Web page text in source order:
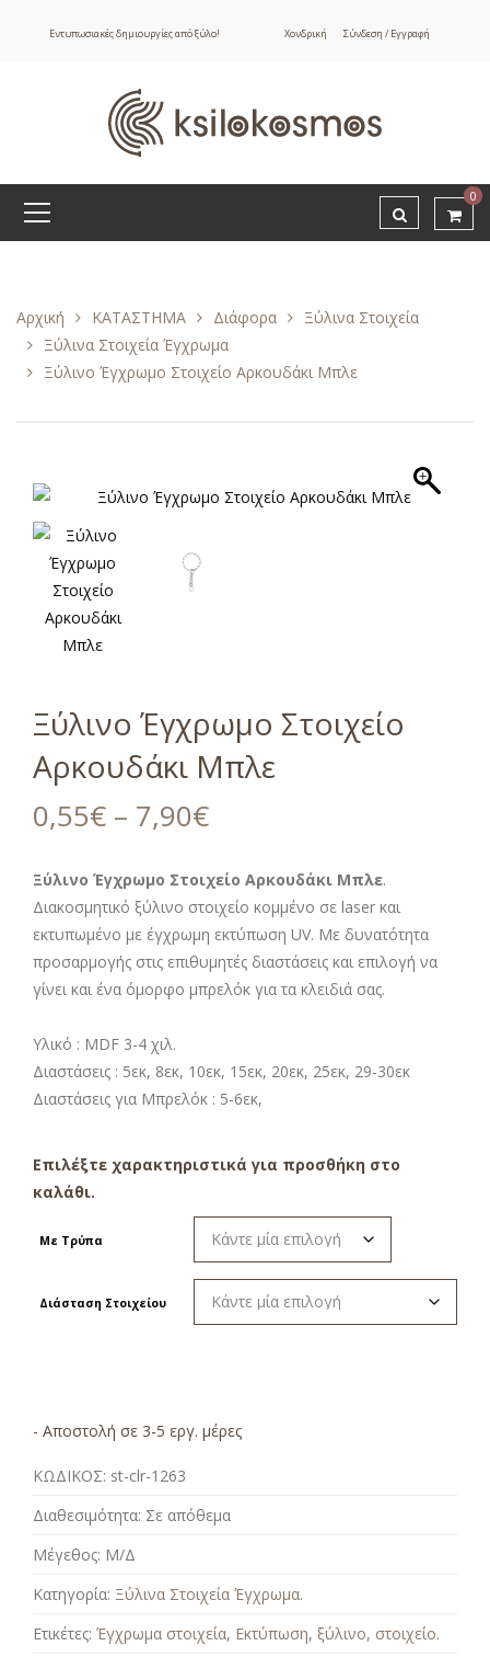
Εντυπωσιακές δημιουργίες από ξύλο! Χονδρική Σύνδεση / Εγγραφή
0
Αρχική ΚΑΤΑΣΤΗΜΑ Διάφορα
Ξύλινα Στοιχεία
Ξύλινα Στοιχεία Έγχρωμα
Ξύλινο Έγχρωμο Στοιχείο Αρκουδάκι Μπλε
Ξύλινο Έγχρωμο Στοιχείο
Αρκουδάκι Μπλε
0,55€ – 7,90€
Ξύλινο Έγχρωμο Στοιχείο Αρκουδάκι Μπλε.
Διακοσμητικό ξύλινο στοιχείο κομμένο σε laser και
εκτυπωμένο με έγχρωμη εκτύπωση UV. Με δυνατότητα
προσαρμογής στις επιθυμητές διαστάσεις και επιλογή να
γίνει και ένα όμορφο μπρελόκ για τα κλειδιά σας.
Υλικό : MDF 3-4 χιλ.
Διαστάσεις : 5εκ, 8εκ, 10εκ, 15εκ, 20εκ, 25εκ, 29-30εκ
Διαστάσεις για Μπρελόκ : 5-6εκ,
Επιλέξτε χαρακτηριστικά για προσθήκη στο
καλάθι.
Με Τρύπα
Διάσταση Στοιχείου
- Αποστολή σε 3-5 εργ. μέρες
ΚΩΔΙΚΟΣ: st-clr-1263
Διαθεσιμότητα: Σε απόθεμα
Μέγεθος: Μ/Δ
Κατηγορία: Ξύλινα Στοιχεία Έγχρωμα.
Ετικέτες: Έγχρωμα στοιχεία, Εκτύπωση, ξύλινο, στοιχείο.